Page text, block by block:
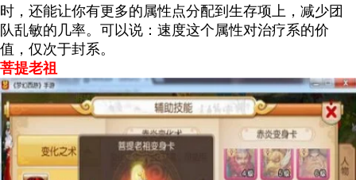
时，还能让你有更多的属性点分配到生存项上，减少团
队乱敏的几率。可以说：速度这个属性对治疗系的价
值，仅次于封系。
菩提老祖